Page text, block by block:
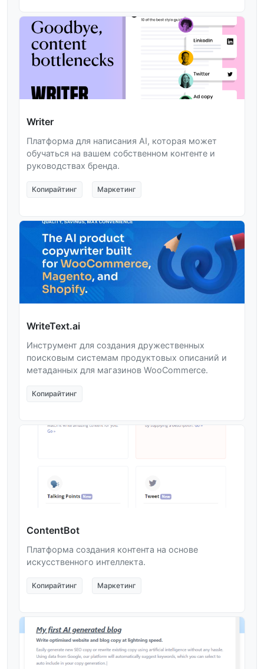
Writer
Платформа для написания AI, которая может
обучаться на вашем собственном контенте и
руководствах бренда.
Копирайтинг Маркетинг
WriteText.ai
Инструмент для создания дружественных
поисковым системам продуктовых описаний и
метаданных для магазинов WooCommerce.
Копирайтинг
ContentBot
Платформа создания контента на основе
искусственного интеллекта.
Копирайтинг Маркетинг